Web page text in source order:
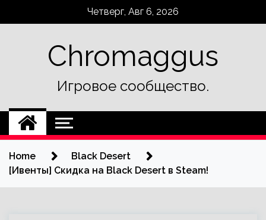
Четверг, Авг 6, 2026
Chromaggus
Игровое сообщество.
Home
Black Desert
[Ивенты] Скидка на Black Desert в Steam!